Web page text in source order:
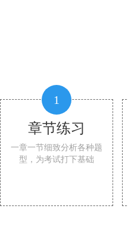
1
章节练习
一章一节细致分析各种题
型，为考试打下基础